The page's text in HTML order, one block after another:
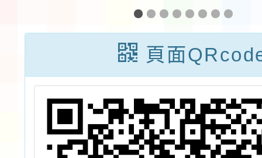
理「113學年度
上學期自然夜講
堂計畫」一案
【未
灣100
頁面